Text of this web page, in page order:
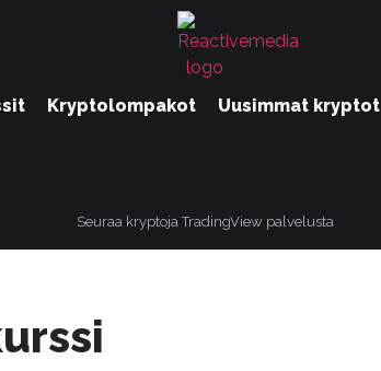
Kryptolompakot Uusimmat kryptot
Seuraa kryptoja TradingView palvelusta